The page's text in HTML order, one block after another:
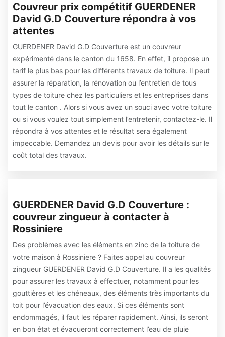
Couvreur prix compétitif GUERDENER
David G.D Couverture répondra à vos
attentes
GUERDENER David G.D Couverture est un couvreur
expérimenté dans le canton du 1658. En effet, il propose un
tarif le plus bas pour les différents travaux de toiture. Il peut
assurer la réparation, la rénovation ou l’entretien de tous
types de toiture chez les particuliers et les entreprises dans
tout le canton . Alors si vous avez un souci avec votre toiture
ou si vous voulez tout simplement l’entretenir, contactez-le. Il
répondra à vos attentes et le résultat sera également
impeccable. Demandez un devis pour avoir les détails sur le
coût total des travaux.
GUERDENER David G.D Couverture :
couvreur zingueur à contacter à
Rossiniere
Des problèmes avec les éléments en zinc de la toiture de
votre maison à Rossiniere ? Faites appel au couvreur
zingueur GUERDENER David G.D Couverture. Il a les qualités
pour assurer les travaux à effectuer, notamment pour les
gouttières et les chéneaux, des éléments très importants du
toit pour l’évacuation des eaux. Si ces éléments sont
endommagés, il faut les réparer rapidement. Ainsi, ils seront
en bon état et évacueront correctement l’eau de pluie